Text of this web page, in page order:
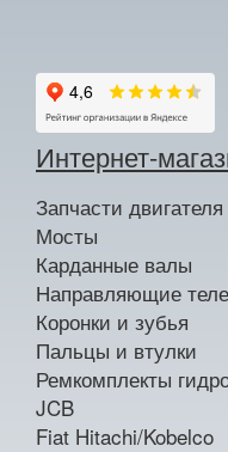
Интернет-
Запчасти двигателя
Мосты
Карданные валы
Направляющие
Коронки и зубья
Пальцы и втулки
Ремкомплекты
JCB
Fiat Hitachi/Kobelco